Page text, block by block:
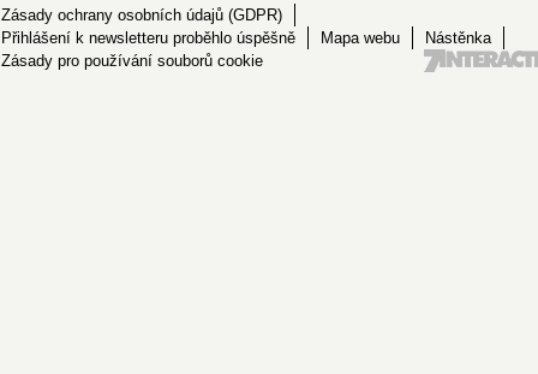
Zásady ochrany osobních údajů (GDPR)
Přihlášení k newsletteru proběhlo úspěšně
Mapa webu
Nástěnka
Zásady pro používání souborů cookie